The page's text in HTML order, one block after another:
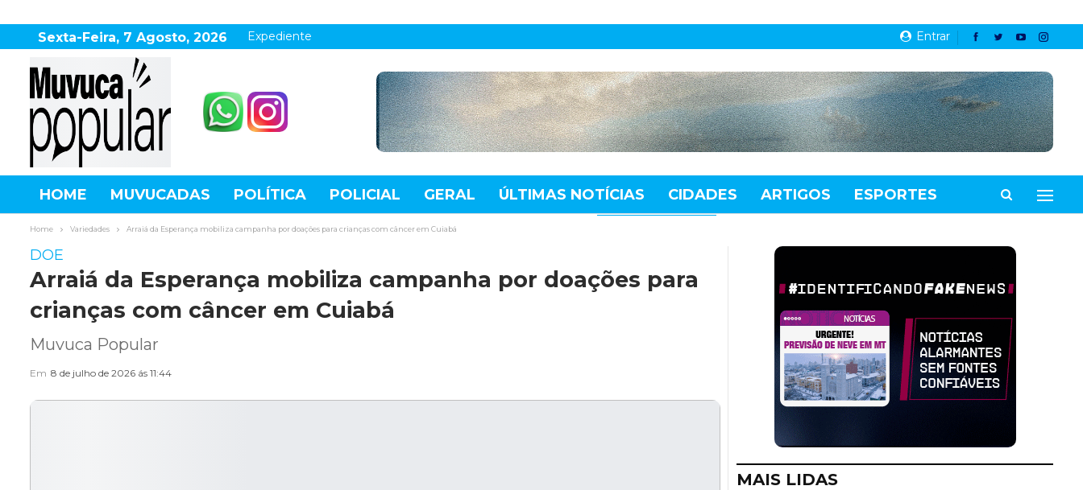
Entrar
Sexta-Feira, 7 Agosto, 2026 Expediente
HOME MUVUCADAS POLÍTICA POLICIAL GERAL ÚLTIMAS NOTÍCIAS CIDADES ARTIGOS ESPORTES
AGRONEGÓCIO DESTAQUES ESPORTE MUNDO
Home Variedades Arraiá da Esperança mobiliza campanha por doações para crianças com câncer em Cuiabá
DOE
Arraiá da Esperança mobiliza campanha por doações para
crianças com câncer em Cuiabá
Muvuca Popular
Em 8 de julho de 2026 ás 11:44
MAIS LIDAS